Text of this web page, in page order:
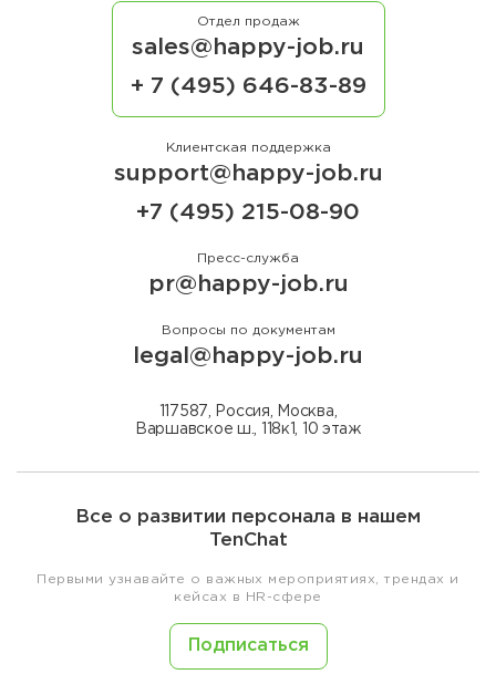
Отдел продаж
sales@happy-job.ru
+ 7 (495) 646-83-89
Клиентская поддержка
support@happy-job.ru
+7 (495) 215-08-90
Пресс-служба
pr@happy-job.ru
Вопросы по документам
legal@happy-job.ru
117587, Россия, Москва,
Варшавское ш., 118к1, 10 этаж
Все о развитии персонала в нашем
TenChat
Первыми узнавайте о важных мероприятиях, трендах и
кейсах в HR-сфере
Подписаться